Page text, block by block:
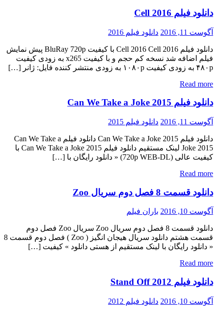
دانلود فیلم Cell 2016
آگوست 11, 2016 دانلود فیلم 2016
دانلود فیلم Cell 2016 Cell 2016 با کیفیت BluRay 720p پیش نمایش
فیلم اضافه شد نسخه کم حجم و با کیفیت x265 به زودی کیفیت
۴۸۰p به زودی کیفیت ۱۰۸۰p به زودی منتشر کننده فایل: ژانر […]
Read more
دانلود فیلم Can We Take a Joke 2015
آگوست 11, 2016 دانلود فیلم 2015
دانلود فیلم Can We Take a Joke 2015 دانلود فیلم Can We Take a
Joke 2015 لینک مستقیم دانلود فیلم Can We Take a Joke 2015 با
کیفیت عالی (720p WEB-DL) « دانلود رایگان با […]
Read more
دانلود قسمت 8 فصل دوم سریال Zoo
آگوست 10, 2016 باران فیلم
دانلود قسمت 8 فصل دوم سریال Zoo سریال Zoo فصل دوم
قسمت هشتم دانلود سریال هیجان انگیز ( Zoo ) فصل دوم قسمت 8
« دانلود رایگان با لینک مستقیم از هستی دانلود » کیفیت […]
Read more
دانلود فیلم Stand Off 2012
آگوست 10, 2016 دانلود فیلم 2012